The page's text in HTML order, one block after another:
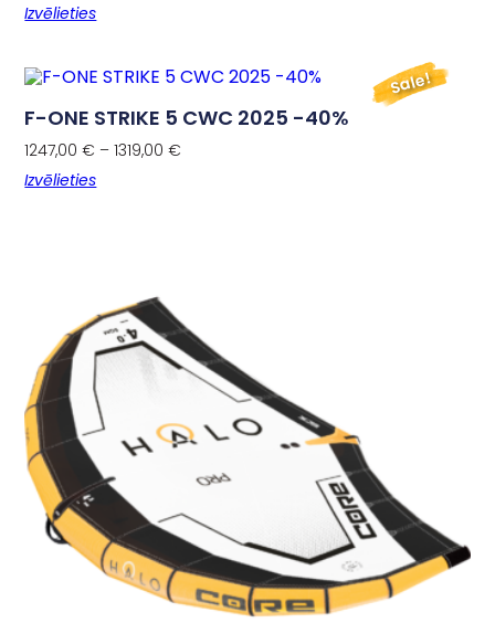
Izvēlieties
Sale!
F-ONE STRIKE 5 CWC 2025 -40%
1247,00€ – 1319,00€
Izvēlieties